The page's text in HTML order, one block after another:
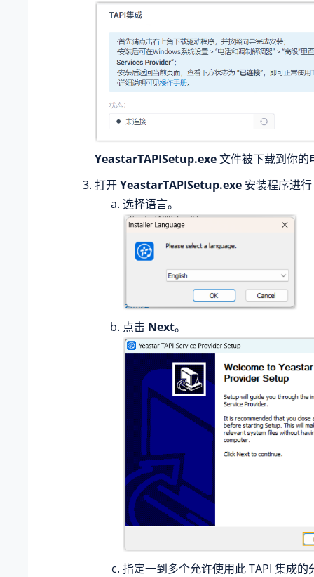
YeastarTAPISetup.exe文件被下载到你的
打开YeastarTAPISetup.exe 安装程序进
选择语言。
点击 Next。
指定一到多个允许使用此 TAPI 集成的